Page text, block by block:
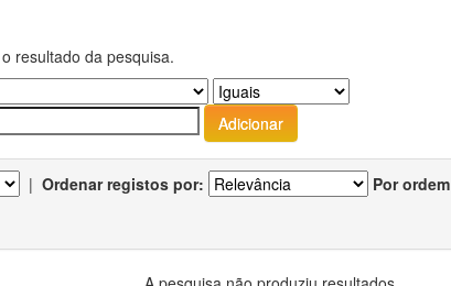
resultado da pesquisa.
| Ordenar registos por: Por ordem